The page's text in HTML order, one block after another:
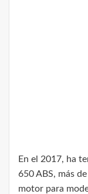
En el 2017, ha
650 ABS, más
motor para